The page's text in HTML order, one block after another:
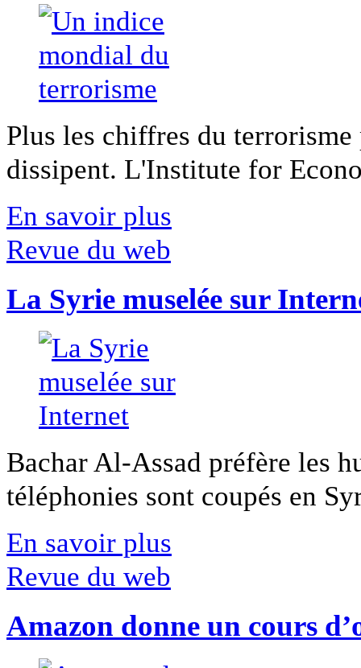
Plus les chiffres du
dissipent. L'Institute for
En savoir plus
Revue du web
La Syrie muselée sur
Bachar Al-Assad préfère les
téléphonies sont coupés en
En savoir plus
Revue du web
Amazon donne un cours